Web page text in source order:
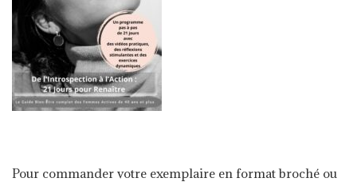
Pour commander votre exemplaire en format broché ou